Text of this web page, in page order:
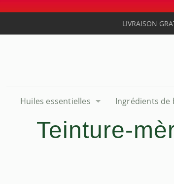
LIVRAISON
Huiles essentielles Ingrédients de
Teinture-